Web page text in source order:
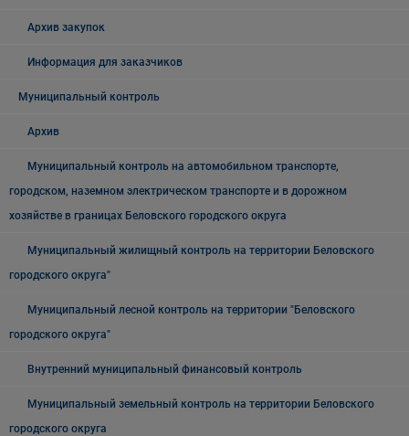
Архив закупок
Информация для заказчиков
Муниципальный контроль
Архив
Муниципальный контроль на автомобильном транспорте,
городском, наземном электрическом транспорте и в дорожном
хозяйстве в границах Беловского городского округа
Муниципальный жилищный контроль на территории Беловского
городского округа"
Муниципальный лесной контроль на территории "Беловского
городского округа"
Внутренний муниципальный финансовый контроль
Муниципальный земельный контроль на территории Беловского
городского округа